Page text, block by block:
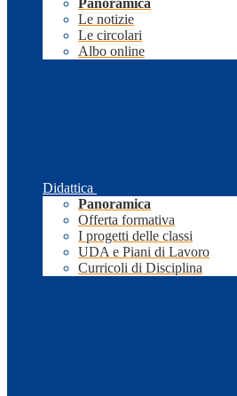
Panoramica
Le notizie
Le circolari
Albo online
Didattica
Panoramica
Offerta formativa
I progetti delle classi
UDA e Piani di Lavoro
Curricoli di Disciplina